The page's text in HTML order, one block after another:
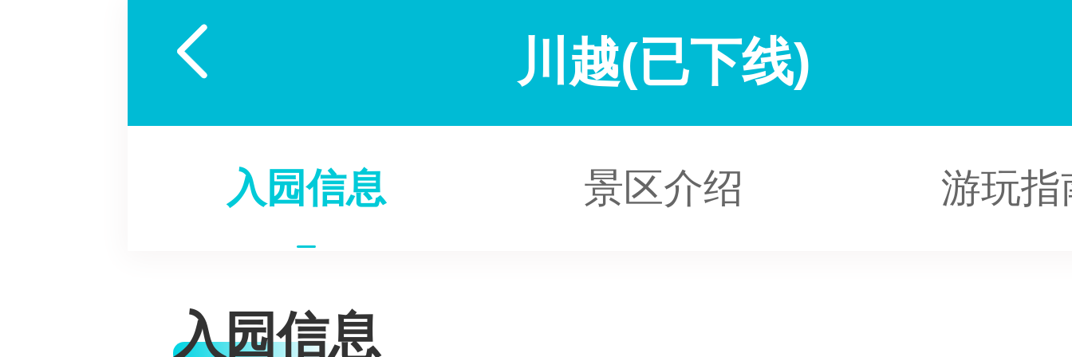
 川越(已下线)
入园信息 景区介绍 游玩指
入园信息